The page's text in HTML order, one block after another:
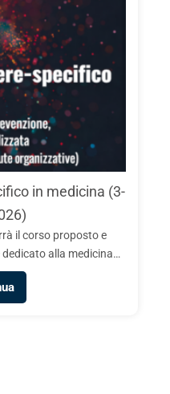
in medicina (3-
il corso proposto e
alla medicina…